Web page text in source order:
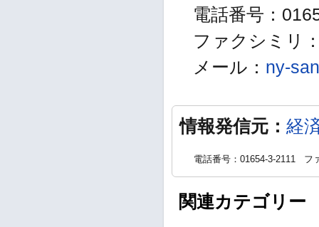
電話番号：
ファクシミリ
メール： ny-
情報発信元： 経
電話番号：01654-3-2111 フ
関連カテゴリー